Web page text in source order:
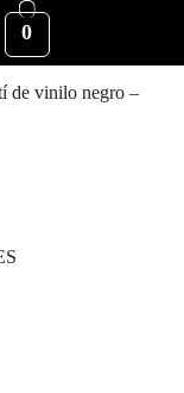
de vinilo negro –
0